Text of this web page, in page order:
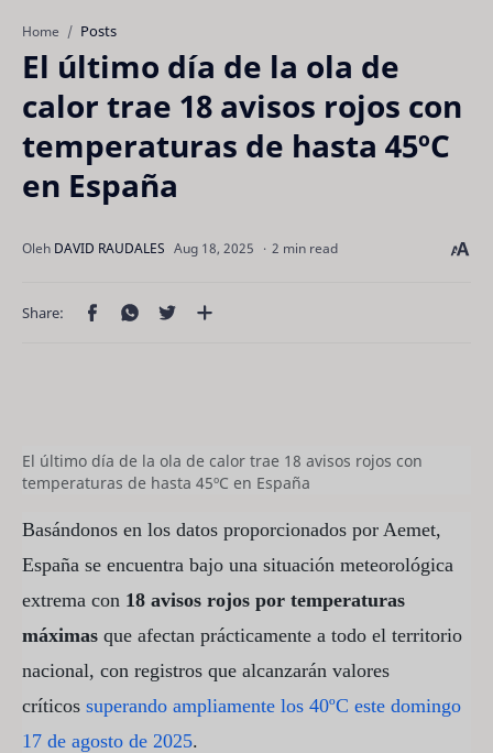
Home Posts
El último día de la ola de
calor trae 18 avisos rojos con
temperaturas de hasta 45ºC
en España
2 min read
El último día de la ola de calor trae 18 avisos rojos con
temperaturas de hasta 45ºC en España
Basándonos en los datos proporcionados por Aemet,
España se encuentra bajo una situación meteorológica
extrema con 18 avisos rojos por temperaturas
máximas que afectan prácticamente a todo el territorio
nacional, con registros que alcanzarán valores
críticos superando ampliamente los 40ºC este domingo
17 de agosto de 2025.